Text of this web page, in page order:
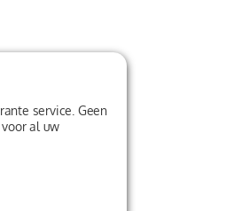
service. Geen
al uw